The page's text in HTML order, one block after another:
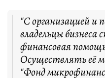
"С организацией и
владельцы бизнеса
финансовая
Осуществлять её
"Фонд